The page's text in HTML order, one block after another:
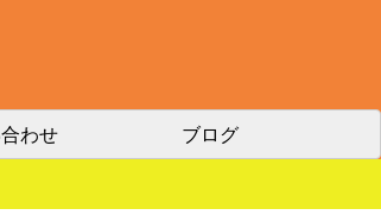
わせ ブログ